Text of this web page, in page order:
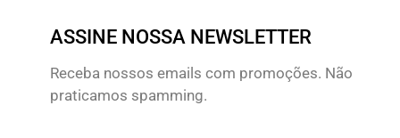
ASSINE NOSSA NEWSLETTER
Receba nossos emails com promoções. Não
praticamos spamming.